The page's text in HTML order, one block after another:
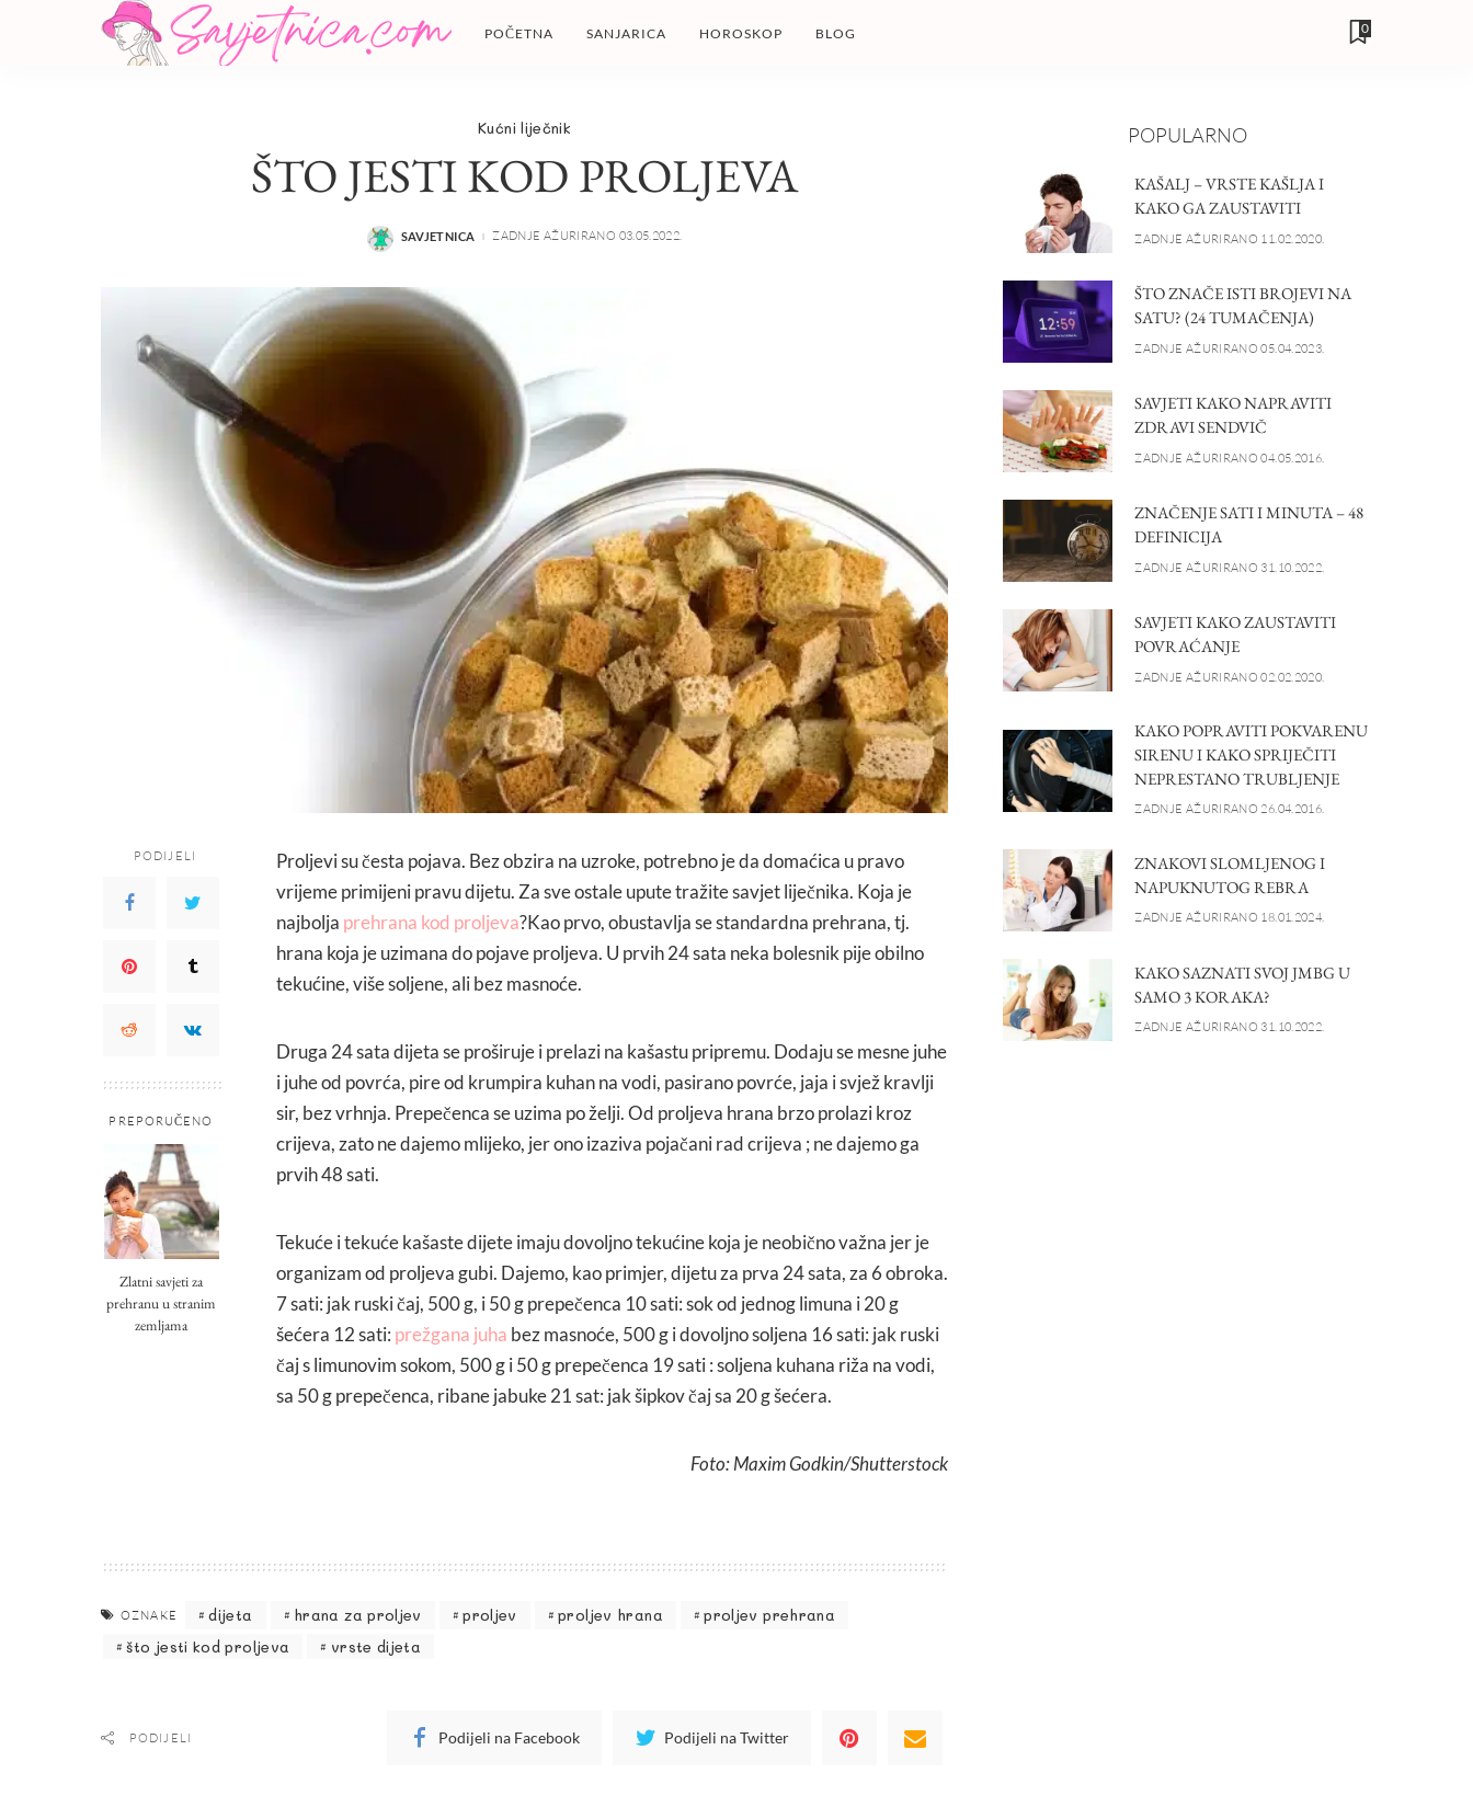
POČETNA SANJARICA HOROSKOP BLOG 0
Kućni liječnik
ŠTO JESTI KOD PROLJEVA
POSTED
SAVJETNICA ZADNJE AŽURIRANO 03.05.2022.
PODIJELI
PREPORUČENO
Zlatni savjeti za
prehranu u stranim
zemljama
Proljevi su česta pojava. Bez obzira na uzroke, potrebno je da domaćica u pravo
vrijeme primijeni pravu dijetu. Za sve ostale upute tražite savjet liječnika. Koja je
najbolja prehrana kod proljeva?Kao prvo, obustavlja se standardna prehrana, tj.
hrana koja je uzimana do pojave proljeva. U prvih 24 sata neka bolesnik pije obilno
tekućine, više soljene, ali bez masnoće.
Druga 24 sata dijeta se proširuje i prelazi na kašastu pripremu. Dodaju se mesne juhe
i juhe od povrća, pire od krumpira kuhan na vodi, pasirano povrće, jaja i svjež kravlji
sir, bez vrhnja. Prepečenca se uzima po želji. Od proljeva hrana brzo prolazi kroz
crijeva, zato ne dajemo mlijeko, jer ono izaziva pojačani rad crijeva ; ne dajemo ga
prvih 48 sati.
Tekuće i tekuće kašaste dijete imaju dovoljno tekućine koja je neobično važna jer je
organizam od proljeva gubi. Dajemo, kao primjer, dijetu za prva 24 sata, za 6 obroka.
7 sati: jak ruski čaj, 500 g, i 50 g prepečenca 10 sati: sok od jednog limuna i 20 g
šećera 12 sati: prežgana juha bez masnoće, 500 g i dovoljno soljena 16 sati: jak ruski
čaj s limunovim sokom, 500 g i 50 g prepečenca 19 sati : soljena kuhana riža na vodi,
sa 50 g prepečenca, ribane jabuke 21 sat: jak šipkov čaj sa 20 g šećera.
Foto: Maxim Godkin/Shutterstock
OZNAKE dijeta hrana za proljev proljev proljev hrana
proljev prehrana
što jesti kod proljeva
vrste dijeta
PODIJELI Podijeli na Facebook Podijeli na Twitter
POPULARNO
KAŠALJ – VRSTE KAŠLJA I
KAKO GA ZAUSTAVITI
ZADNJE AŽURIRANO 11.02.2020.
ŠTO ZNAČE ISTI BROJEVI NA
SATU? (24 TUMAČENJA)
ZADNJE AŽURIRANO 05.04.2023.
SAVJETI KAKO NAPRAVITI
ZDRAVI SENDVIČ
ZADNJE AŽURIRANO 04.05.2016.
ZNAČENJE SATI I MINUTA – 48
DEFINICIJA
ZADNJE AŽURIRANO 31.10.2022.
SAVJETI KAKO ZAUSTAVITI
POVRAĆANJE
ZADNJE AŽURIRANO 02.02.2020.
KAKO POPRAVITI POKVARENU
SIRENU I KAKO SPRIJEČITI
NEPRESTANO TRUBLJENJE
ZADNJE AŽURIRANO 26.04.2016.
ZNAKOVI SLOMLJENOG I
NAPUKNUTOG REBRA
ZADNJE AŽURIRANO 18.01.2024.
KAKO SAZNATI SVOJ JMBG U
SAMO 3 KORAKA?
ZADNJE AŽURIRANO 31.10.2022.